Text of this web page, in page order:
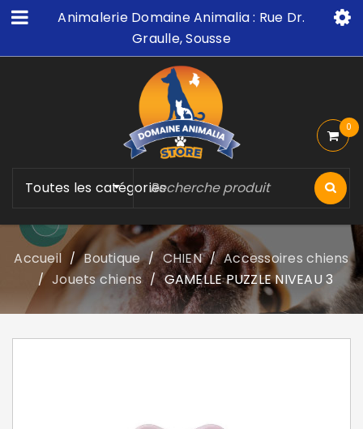
Animalerie Domaine Animalia : Rue Dr.
Graulle, Sousse
Toutes les catégories
0
Accueil / Boutique / CHIEN / Accessoires chiens
/ Jouets chiens / GAMELLE PUZZLE NIVEAU 3